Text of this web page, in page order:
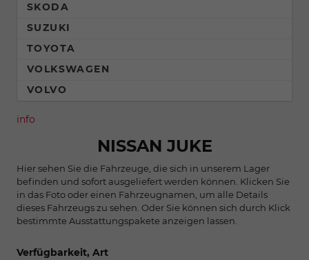
info
NISSAN JUKE
Hier sehen Sie die Fahrzeuge, die sich in unserem Lager
befinden und sofort ausgeliefert werden können. Klicken Sie
in das Foto oder einen Fahrzeugnamen, um alle Details
dieses Fahrzeugs zu sehen. Oder Sie können sich durch Klick
bestimmte Ausstattungspakete anzeigen lassen.
Verfügbarkeit, Art
SKODA
SUZUKI
TOYOTA
VOLKSWAGEN
VOLVO